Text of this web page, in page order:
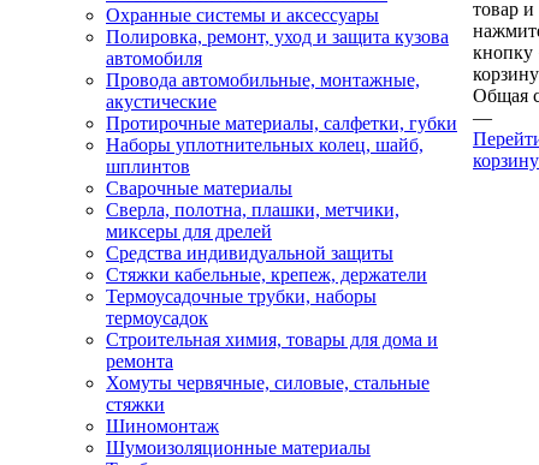
Охранные системы и аксессуары
Полировка, ремонт, уход и защита кузова
автомобиля
Провода автомобильные, монтажные,
акустические
Протирочные материалы, салфетки, губки
Наборы уплотнительных колец, шайб,
шплинтов
Сварочные материалы
Сверла, полотна, плашки, метчики,
миксеры для дрелей
Средства индивидуальной защиты
Стяжки кабельные, крепеж, держатели
Термоусадочные трубки, наборы
термоусадок
Строительная химия, товары для дома и
ремонта
Хомуты червячные, силовые, стальные
стяжки
Шиномонтаж
Шумоизоляционные материалы
товар и
кнопку
Общая
—
корзину